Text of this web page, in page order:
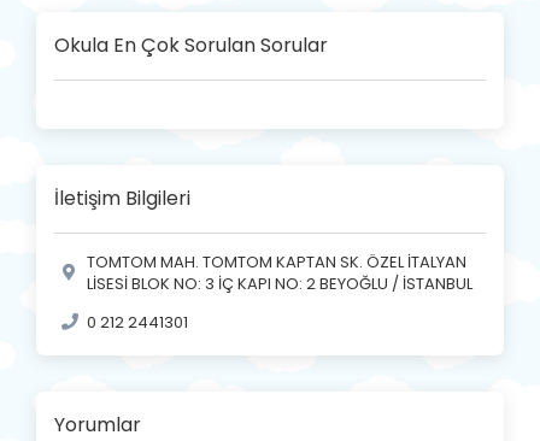
Okula En Çok Sorulan Sorular
İletişim Bilgileri
TOMTOM MAH. TOMTOM KAPTAN SK. ÖZEL İTALYAN
LİSESİ BLOK NO: 3 İÇ KAPI NO: 2 BEYOĞLU / İSTANBUL
0 212 2441301
Yorumlar